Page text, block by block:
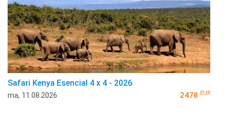
Safari Kenya Esencial 4 x 4 - 2026
ma, 11.08.2026 2478 EUR